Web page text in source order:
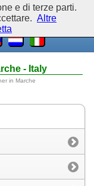
- Italy
in Marche
e di terze parti.
Altre